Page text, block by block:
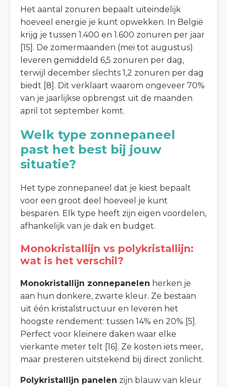
Het aantal zonuren bepaalt uiteindelijk
hoeveel energie je kunt opwekken. In België
krijg je tussen 1.400 en 1.600 zonuren per jaar
[15]. De zomermaanden (mei tot augustus)
leveren gemiddeld 6,5 zonuren per dag,
terwijl december slechts 1,2 zonuren per dag
biedt [8]. Dit verklaart waarom ongeveer 70%
van je jaarlijkse opbrengst uit de maanden
april tot september komt.
Welk type zonnepaneel
past het best bij jouw
situatie?
Het type zonnepaneel dat je kiest bepaalt
voor een groot deel hoeveel je kunt
besparen. Elk type heeft zijn eigen voordelen,
afhankelijk van je dak en budget.
Monokristallijn vs polykristallijn:
wat is het verschil?
Monokristallijn zonnepanelen herken je
aan hun donkere, zwarte kleur. Ze bestaan
uit één kristalstructuur en leveren het
hoogste rendement: tussen 14% en 20% [5].
Perfect voor kleinere daken waar elke
vierkante meter telt [16]. Ze kosten iets meer,
maar presteren uitstekend bij direct zonlicht.
Polykristallijn panelen zijn blauw van kleur